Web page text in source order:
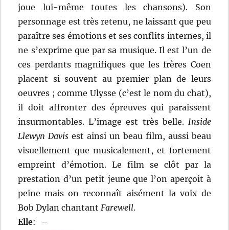
joue lui-même toutes les chansons). Son
personnage est très retenu, ne laissant que peu
paraître ses émotions et ses conflits internes, il
ne s’exprime que par sa musique. Il est l’un de
ces perdants magnifiques que les frères Coen
placent si souvent au premier plan de leurs
oeuvres ; comme Ulysse (c’est le nom du chat),
il doit affronter des épreuves qui paraissent
insurmontables. L’image est très belle. Inside
Llewyn Davis est ainsi un beau film, aussi beau
visuellement que musicalement, et fortement
empreint d’émotion. Le film se clôt par la
prestation d’un petit jeune que l’on aperçoit à
peine mais on reconnaît aisément la voix de
Bob Dylan chantant Farewell.
Elle:
–